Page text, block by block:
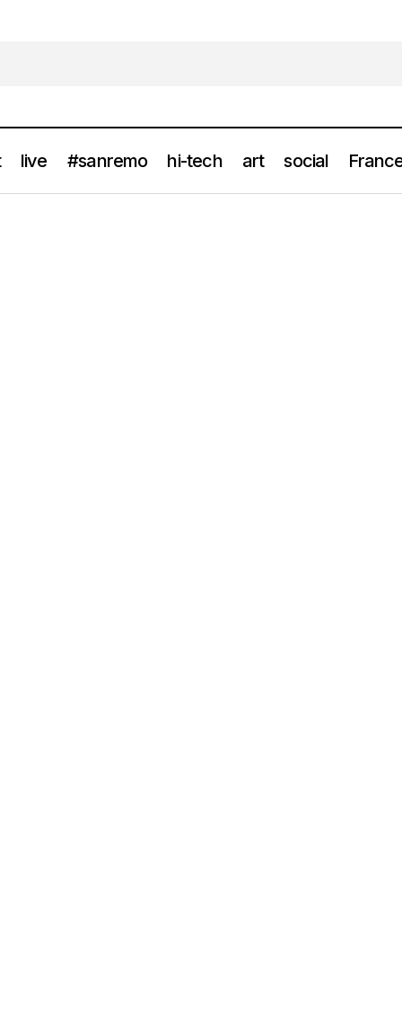
live #sanremo hi-tech art social